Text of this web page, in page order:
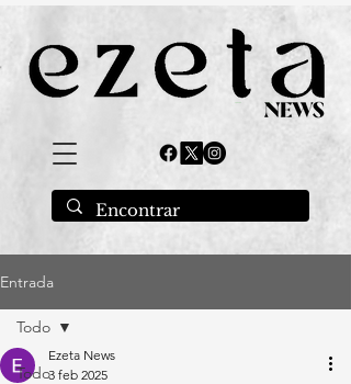
Entrada
Todo
Todo
Ezeta News
3 feb 2025